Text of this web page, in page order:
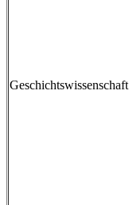
Geschichtswissenschaft